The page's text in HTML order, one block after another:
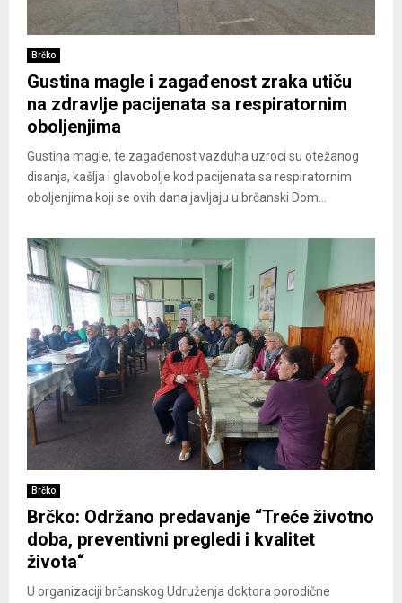
Brčko
Gustina magle i zagađenost zraka utiču
na zdravlje pacijenata sa respiratornim
oboljenjima
Gustina magle, te zagađenost vazduha uzroci su otežanog
disanja, kašlja i glavobolje kod pacijenata sa respiratornim
oboljenjima koji se ovih dana javljaju u brčanski Dom...
Brčko
Brčko: Održano predavanje “Treće životno
doba, preventivni pregledi i kvalitet
života“
U organizaciji brčanskog Udruženja doktora porodične